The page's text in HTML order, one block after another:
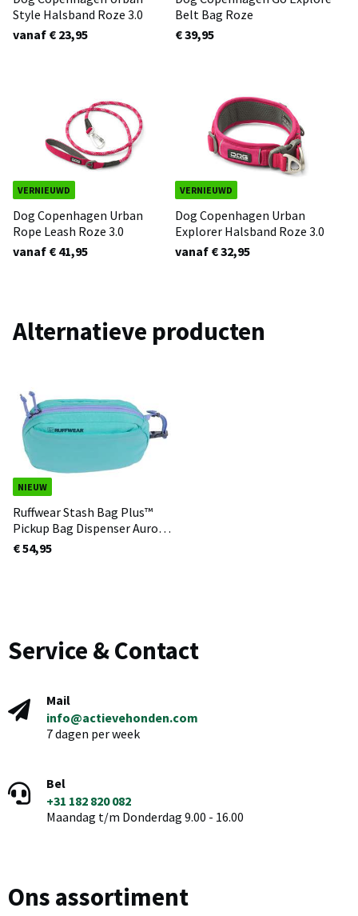
Style Halsband Roze 3.0
vanaf € 23,95
Belt Bag Roze
€ 39,95
VERNIEUWD
Dog Copenhagen Urban
Rope Leash Roze 3.0
vanaf € 41,95
VERNIEUWD
Dog Copenhagen Urban
Explorer Halsband Roze 3.0
vanaf € 32,95
Alternatieve producten
NIEUW
Ruffwear Stash Bag Plus™
Pickup Bag Dispenser Aurora
Teal
€ 54,95
Service & Contact
Mail
info@actievehonden.com
7 dagen per week
Bel
+31 182 820 082
Maandag t/m Donderdag 9.00 - 16.00
Ons assortiment